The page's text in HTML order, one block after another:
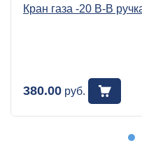
Кран газа -20 В-В
380.00 руб.